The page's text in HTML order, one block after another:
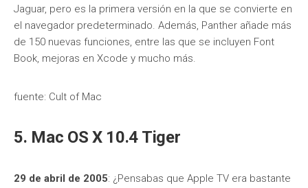
Jaguar, pero es la primera versión en la que se convierte en
el navegador predeterminado. Además, Panther añade más
de 150 nuevas funciones, entre las que se incluyen Font
Book, mejoras en Xcode y mucho más.
fuente: Cult of Mac
5. Mac OS X 10.4 Tiger
29 de abril de 2005: ¿Pensabas que Apple TV era bastante